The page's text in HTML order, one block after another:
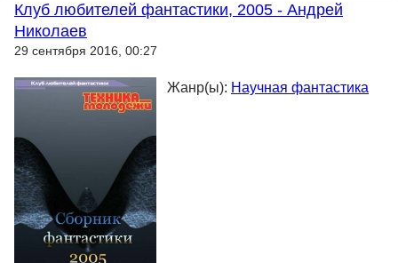
Клуб любителей фантастики, 2005 - Андрей
Николаев
29 сентября 2016, 00:27
Жанр(ы): Научная фантастика